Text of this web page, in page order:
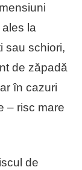
la
sau schiori,
de zăpadă
în cazuri
– risc mare
de